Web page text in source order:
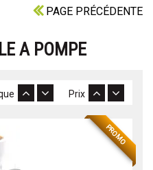
PAGE PRÉCÉDENTE
A POMPE
Prix
PROMO